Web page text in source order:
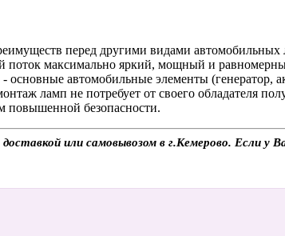
перед другими видами автомобильных
поток максимально яркий, мощный и
основные автомобильные элементы (генератор,
ламп не потребует от своего обладателя
повышенной безопасности.
или самовывозом в г.Кемерово. Если